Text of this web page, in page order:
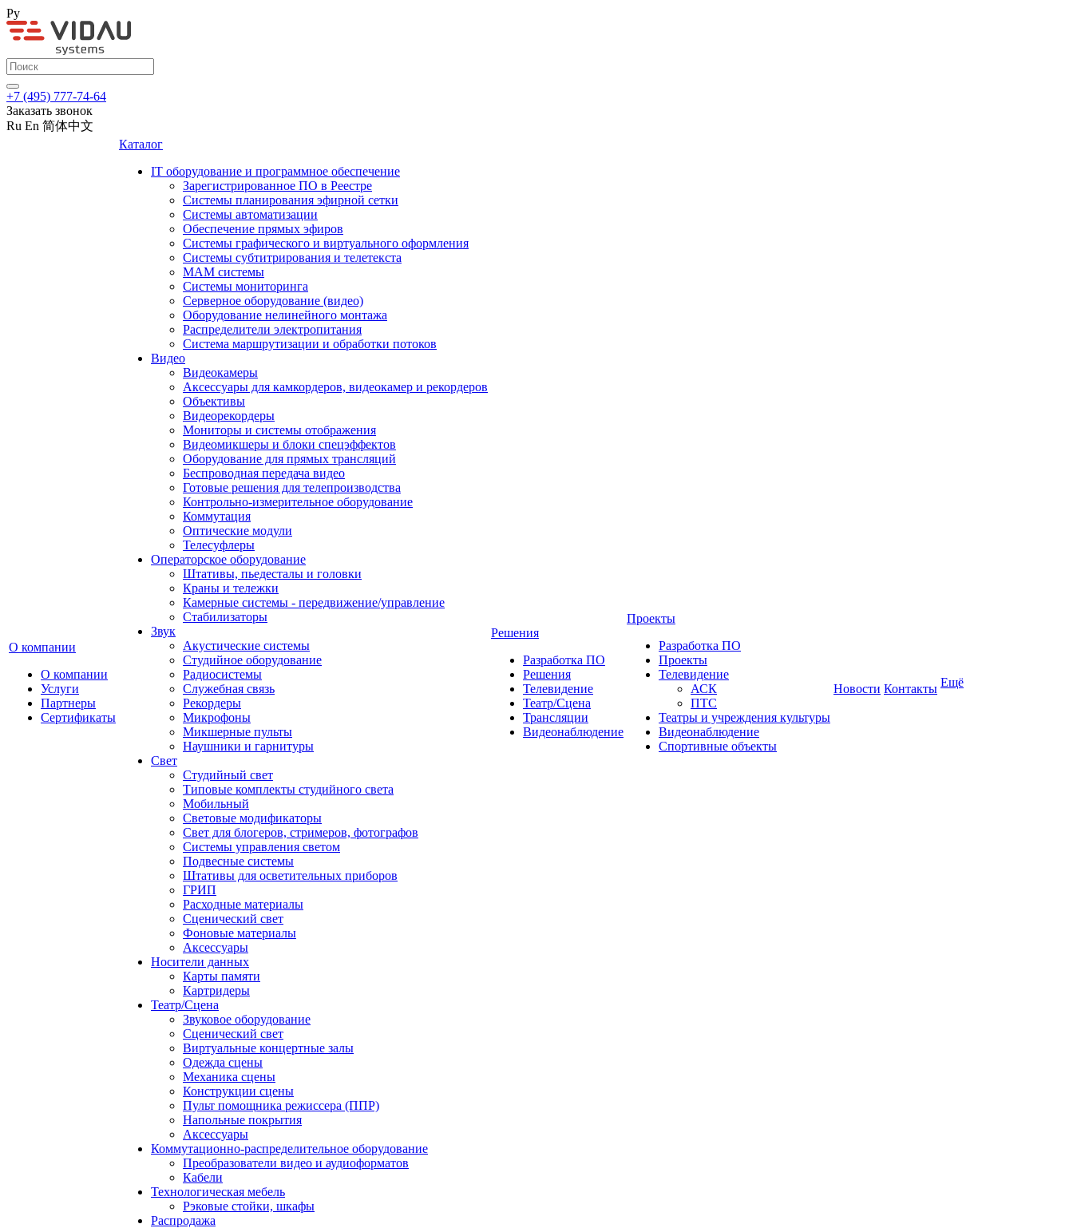
Ру
+7 (495) 777-74-64
Заказать звонок
Ru En 简体中文
О компании
О компании
Услуги
Партнеры
Сертификаты
Каталог
IT оборудование и программное обеспечение
Зарегистрированное ПО в Реестре
Системы планирования эфирной сетки
Системы автоматизации
Обеспечение прямых эфиров
Системы графического и виртуального оформления
Системы субтитрирования и телетекста
MAM системы
Системы мониторинга
Серверное оборудование (видео)
Оборудование нелинейного монтажа
Распределители электропитания
Система маршрутизации и обработки потоков
Видео
Видеокамеры
Аксессуары для камкордеров, видеокамер и рекордеров
Объективы
Видеорекордеры
Мониторы и системы отображения
Видеомикшеры и блоки спецэффектов
Оборудование для прямых трансляций
Беспроводная передача видео
Готовые решения для телепроизводства
Контрольно-измерительное оборудование
Коммутация
Оптические модули
Телесуфлеры
Операторское оборудование
Штативы, пьедесталы и головки
Краны и тележки
Камерные системы - передвижение/управление
Стабилизаторы
Звук
Акустические системы
Студийное оборудование
Радиосистемы
Служебная связь
Рекордеры
Микрофоны
Микшерные пульты
Наушники и гарнитуры
Свет
Студийный свет
Типовые комплекты студийного света
Мобильный
Световые модификаторы
Свет для блогеров, стримеров, фотографов
Системы управления светом
Подвесные системы
Штативы для осветительных приборов
ГРИП
Расходные материалы
Сценический свет
Фоновые материалы
Аксессуары
Носители данных
Карты памяти
Картридеры
Театр/Сцена
Звуковое оборудование
Сценический свет
Виртуальные концертные залы
Одежда сцены
Механика сцены
Конструкции сцены
Пульт помощника режиссера (ППР)
Напольные покрытия
Аксессуары
Коммутационно-распределительное оборудование
Преобразователи видео и аудиоформатов
Кабели
Технологическая мебель
Рэковые стойки, шкафы
Распродажа
Решения
Разработка ПО
Решения
Телевидение
Театр/Сцена
Трансляции
Видеонаблюдение
Проекты
Разработка ПО
Проекты
Телевидение
АСК
ПТС
Театры и учреждения культуры
Видеонаблюдение
Спортивные объекты
Новости Контакты Ещё